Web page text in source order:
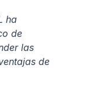
ha
de
las
de